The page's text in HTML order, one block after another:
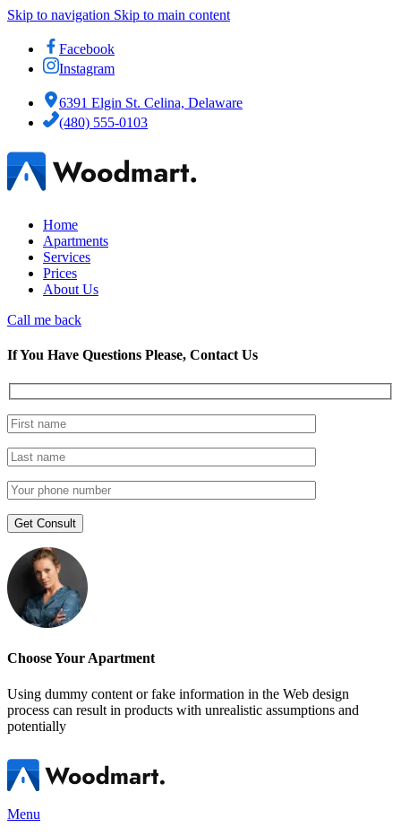
Skip to navigation Skip to main content
Facebook
Instagram
6391 Elgin St. Celina, Delaware
(480) 555-0103
Home
Apartments
Services
Prices
About Us
Call me back
If You Have Questions Please, Contact Us
Choose Your Apartment
Using dummy content or fake information in the Web design
process can result in products with unrealistic assumptions and
potentially
Menu